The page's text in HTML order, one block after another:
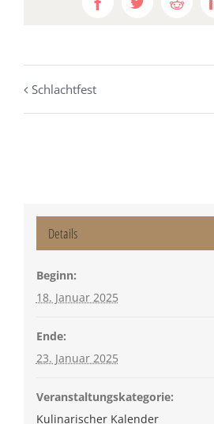
FacebookTwitterReddit
Schlachtfest
Details
Beginn:
18. Januar 2025
Ende:
23. Januar 2025
Veranstaltungskategorie:
Kulinarischer Kalender